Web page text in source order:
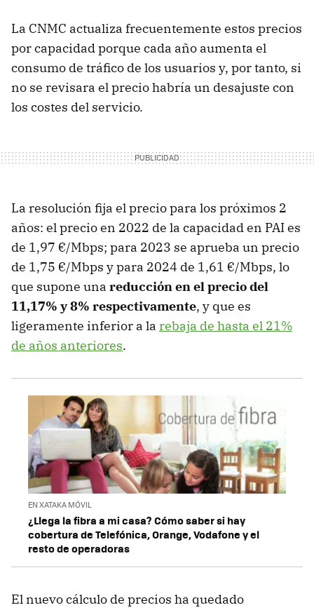
La CNMC actualiza frecuentemente estos precios
por capacidad porque cada año aumenta el
consumo de tráfico de los usuarios y, por tanto, si
no se revisara el precio habría un desajuste con
los costes del servicio.
La resolución fija el precio para los próximos 2
años: el precio en 2022 de la capacidad en PAI es
de 1,97 €/Mbps; para 2023 se aprueba un precio
de 1,75 €/Mbps y para 2024 de 1,61 €/Mbps, lo
que supone una reducción en el precio del
11,17% y 8% respectivamente, y que es
ligeramente inferior a la rebaja de hasta el 21%
de años anteriores.
EN XATAKA MÓVIL
¿Llega la fibra a mi casa? Cómo saber si hay
cobertura de Telefónica, Orange, Vodafone y el
resto de operadoras
El nuevo cálculo de precios ha quedado